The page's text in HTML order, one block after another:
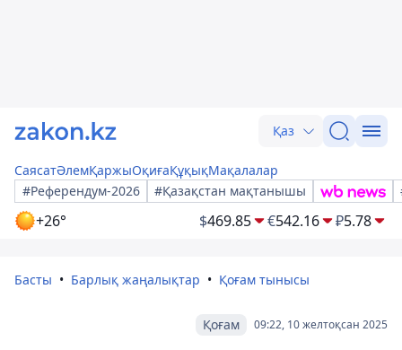
Қаз
СаясатӘлемҚаржыОқиғаҚұқықМақалалар
#Референдум-2026
#Қазақстан мақтанышы
+26° $469.85 €542.16 ₽5.78
Басты Барлық жаңалықтар Қоғам тынысы
09:22, 10 желтоқсан 2025
Қоғам